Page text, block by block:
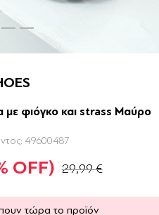
με φιόγκο και strass Μαύρο
49600487
OFF) 29,99 €
τώρα το προϊόν